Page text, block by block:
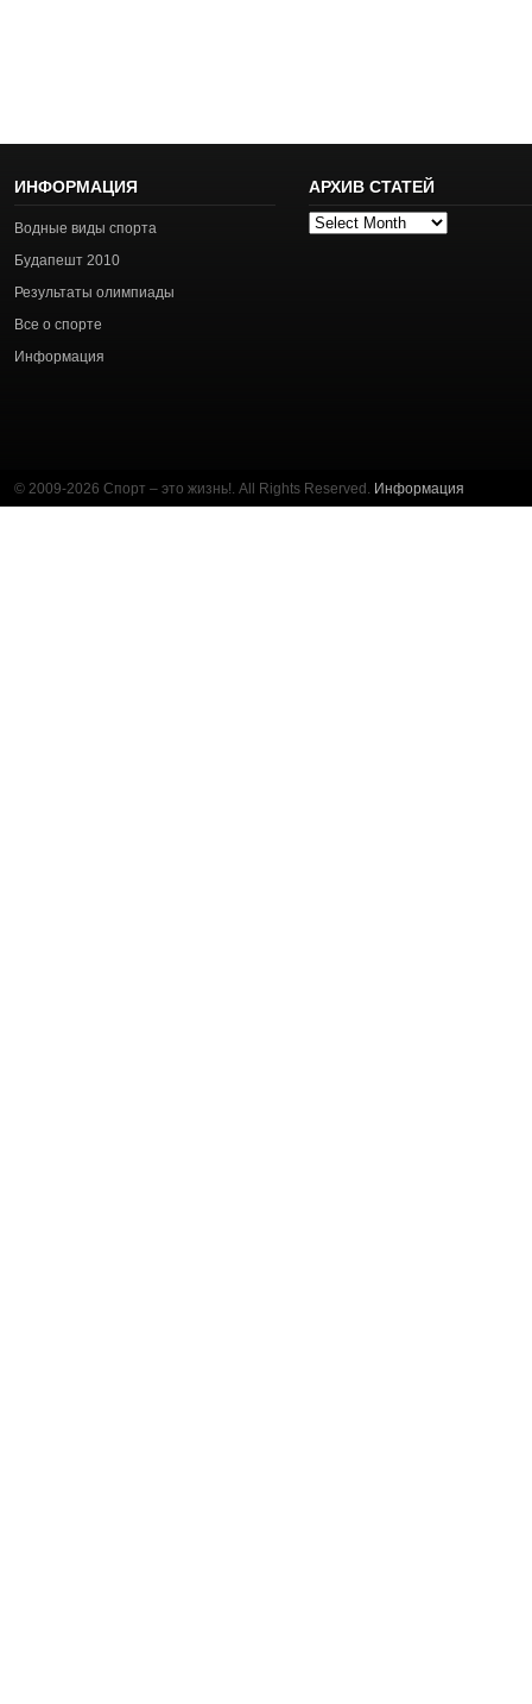
ИНФОРМАЦИЯ
Водные виды спорта
Будапешт 2010
Результаты олимпиады
Все о спорте
Информация
АРХИВ СТАТЕЙ
Архив
© 2009-2026 Спорт – это жизнь!. All Rights Reserved. Информация